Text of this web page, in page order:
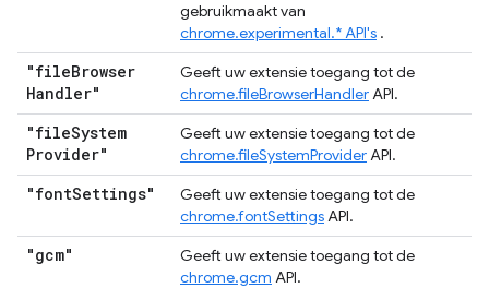
gebruikmaakt van
chrome.experimental.* API's .
"fileBrowser
Handler"
Geeft uw extensie toegang tot de
chrome.fileBrowserHandlerAPI.
"fileSystem
Provider"
Geeft uw extensie toegang tot de
chrome.fileSystemProviderAPI.
"fontSettings"
Geeft uw extensie toegang tot de
chrome.fontSettingsAPI.
"gcm"
Geeft uw extensie toegang tot de
chrome.gcm API.